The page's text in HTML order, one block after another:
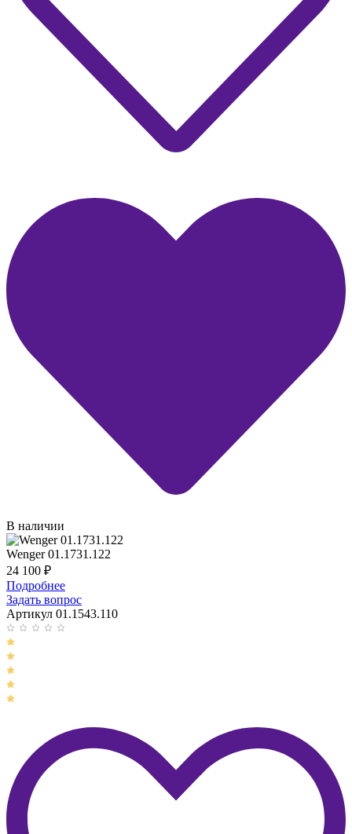
В наличии
Wenger 01.1731.122
24 100 ₽
Подробнее
Задать вопрос
Артикул 01.1543.110